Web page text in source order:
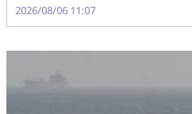
2026/08/06 11:07